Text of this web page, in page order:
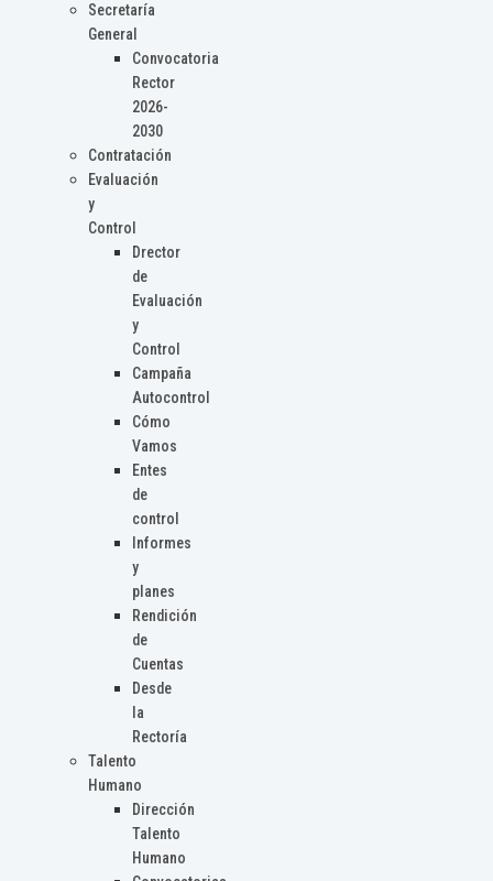
Secretaría
General
Convocatoria
Rector
2026-
2030
Contratación
Evaluación
y
Control
Drector
de
Evaluación
y
Control
Campaña
Autocontrol
Cómo
Vamos
Entes
de
control
Informes
y
planes
Rendición
de
Cuentas
Desde
la
Rectoría
Talento
Humano
Dirección
Talento
Humano